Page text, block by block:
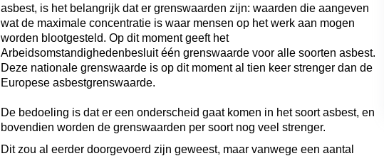
asbest, is het belangrijk dat er grenswaarden zijn: waarden die aangeven
wat de maximale concentratie is waar mensen op het werk aan mogen
worden blootgesteld. Op dit moment geeft het
Arbeidsomstandighedenbesluit één grenswaarde voor alle soorten asbest.
Deze nationale grenswaarde is op dit moment al tien keer strenger dan de
Europese asbestgrenswaarde.
De bedoeling is dat er een onderscheid gaat komen in het soort asbest, en
bovendien worden de grenswaarden per soort nog veel strenger.
Dit zou al eerder doorgevoerd zijn geweest, maar vanwege een aantal